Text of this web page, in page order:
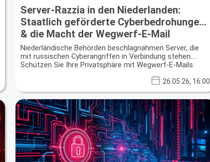
Server-Razzia in den Niederlanden:
Staatlich geförderte Cyberbedrohungen
& die Macht der Wegwerf-E-Mail
Niederländische Behörden beschlagnahmen Server, die
mit russischen Cyberangriffen in Verbindung stehen.
Schützen Sie Ihre Privatsphäre mit Wegwerf-E-Mails.
26.05.26, 16:00